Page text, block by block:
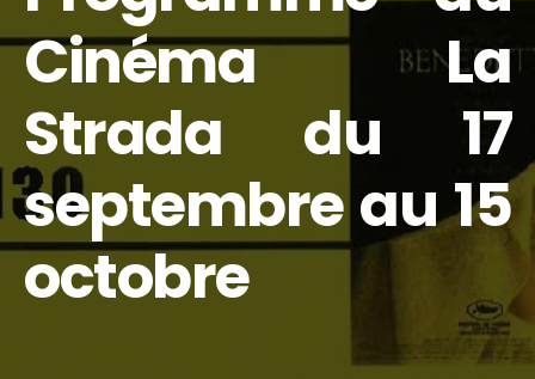
Cinéma La
Strada du 17
septembre au 15
octobre